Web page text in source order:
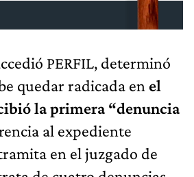
PERFIL, determinó
quedar radicada en el
la primera “denuncia
al expediente
en el juzgado de